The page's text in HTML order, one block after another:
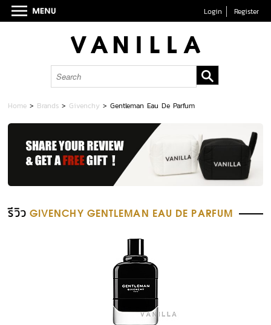
Login Register
Home > Brands > Givenchy >Gentleman Eau De Parfum
รีวิว GIVENCHY GENTLEMAN EAU DE PARFUM